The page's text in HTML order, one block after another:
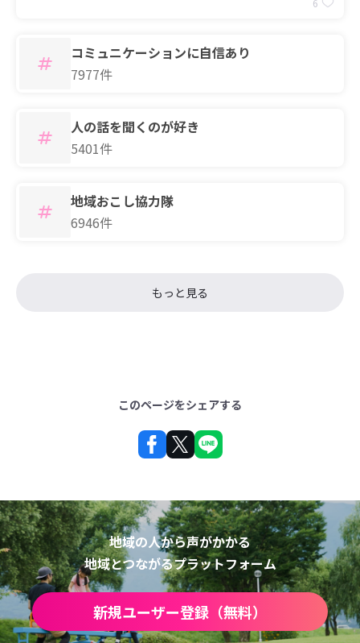
コミュニケーションに自信あり
7977件
人の話を聞くのが好き
5401件
地域おこし協力隊
6946件
もっと見る
このページをシェアする
地域の人から声がかかる
地域とつながるプラットフォーム
新規ユーザー登録（無料）